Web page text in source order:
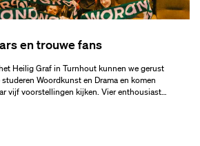
en trouwe fans
Heilig Graf in Turnhout kunnen we gerust
Woordkunst en Drama en komen
vijf voorstellingen kijken. Vier enthousiast…